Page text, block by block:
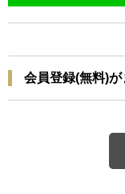
会員登録(無料)